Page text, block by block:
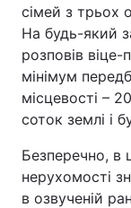
сімей з трьох
На будь-який
розповів
мінімум
місцевості –
соток землі і
Безперечно, в
нерухомості
в озвученій